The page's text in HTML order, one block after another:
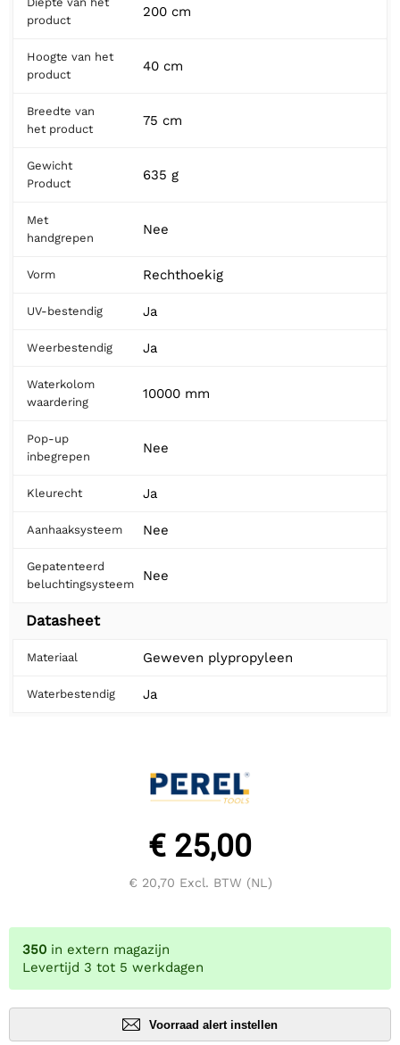
product
200 cm
Hoogte van het
product
40 cm
Breedte van
het product
75 cm
Gewicht
Product
635 g
Met
handgrepen
Nee
Vorm Rechthoekig
UV-bestendig Ja
Weerbestendig Ja
Waterkolom
waardering
10000 mm
Pop-up
inbegrepen
Nee
Kleurecht Ja
Aanhaaksysteem Nee
Gepatenteerd
beluchtingsysteem
Nee
Datasheet
Materiaal Geweven plypropyleen
Waterbestendig Ja
€ 25,00
€ 20,70 Excl. BTW (NL)
350 in extern magazijn
Levertijd 3 tot 5 werkdagen
Voorraad alert instellen